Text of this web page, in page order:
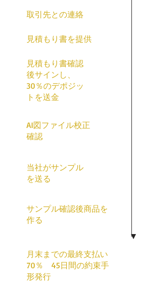
取引先との連絡
見積もり書を提供
見積もり書確認
後サインし、
30％のデポジッ
トを送金
AI図ファイル校正
確認
当社がサンプル
を送る
サンプル確認後商品を
作る
月末までの最終支払い
70％ 45日間の約束手
形発行